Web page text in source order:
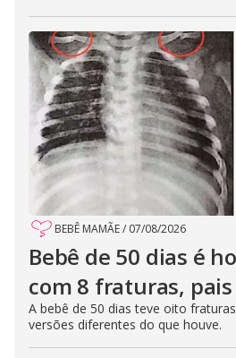
BEBÊ MAMÃE/ 07/08/2026
Bebê de 50 dias é
com 8 fraturas,
A bebê de 50 dias teve oito
versões diferentes do que houve.